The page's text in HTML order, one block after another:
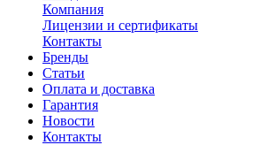
Компания
Лицензии и сертификаты
Контакты
Бренды
Статьи
Оплата и доставка
Гарантия
Новости
Контакты